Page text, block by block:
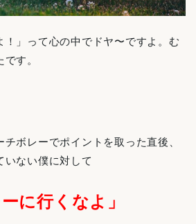
！」って心の中でドヤ〜ですよ。む
す。
ボレーでポイントを取った直後、
いない僕に対して
に行くなよ」